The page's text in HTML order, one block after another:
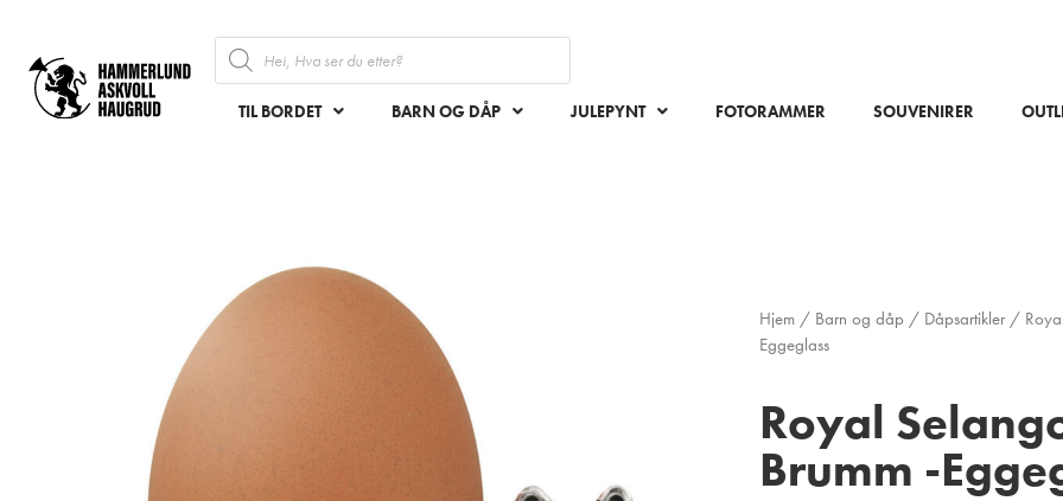
TIL BORDET BARN OG DÅP JULEPYNT FOTORAMMER SOUVENIRER
Hjem / Barn og dåp / Dåpsartikler/ Royal
Eggeglass
Royal
Brumm -